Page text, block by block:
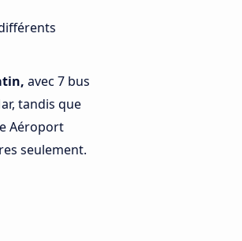
avec 7 bus
tandis que
Aéroport
seulement.